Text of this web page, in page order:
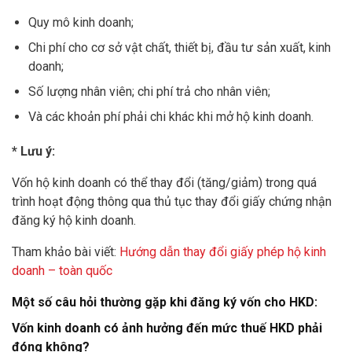
Quy mô kinh doanh;
Chi phí cho cơ sở vật chất, thiết bị, đầu tư sản xuất, kinh
doanh;
Số lượng nhân viên; chi phí trả cho nhân viên;
Và các khoản phí phải chi khác khi mở hộ kinh doanh.
* Lưu ý:
Vốn hộ kinh doanh có thể thay đổi (tăng/giảm) trong quá
trình hoạt động thông qua thủ tục thay đổi giấy chứng nhận
đăng ký hộ kinh doanh.
Tham khảo bài viết: Hướng dẫn thay đổi giấy phép hộ kinh
doanh – toàn quốc
Một số câu hỏi thường gặp khi đăng ký vốn cho HKD:
Vốn kinh doanh có ảnh hưởng đến mức thuế HKD phải
đóng không?